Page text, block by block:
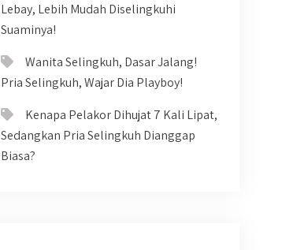
Lebay, Lebih Mudah Diselingkuhi
Suaminya!
Wanita Selingkuh, Dasar Jalang!
Pria Selingkuh, Wajar Dia Playboy!
Kenapa Pelakor Dihujat 7 Kali Lipat,
Sedangkan Pria Selingkuh Dianggap
Biasa?